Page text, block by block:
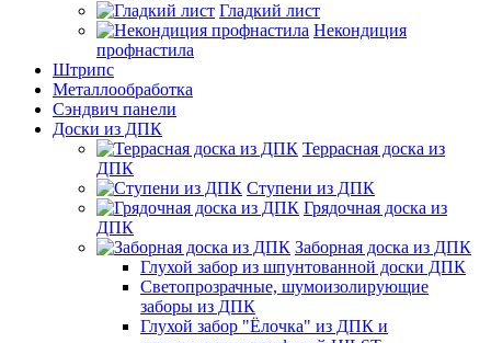
Гладкий лист
Некондиция
профнастила
Штрипс
Металлообработка
Сэндвич панели
Доски из ДПК
Террасная доска из
ДПК
Ступени из ДПК
Грядочная доска из
ДПК
Заборная доска из ДПК
Глухой забор из шпунтованной доски ДПК
Светопрозрачные, шумоизолирующие
заборы из ДПК
Глухой забор "Ёлочка" из ДПК и